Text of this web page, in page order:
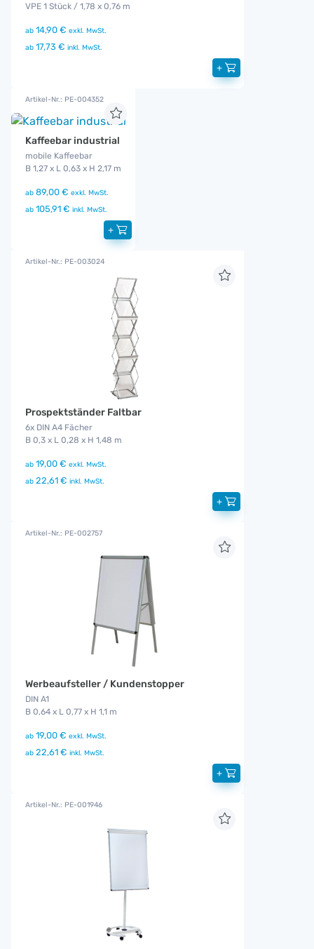
VPE 1 Stück / 1,78 x 0,76 m
ab 14,90 € exkl. MwSt.
ab 17,73 € inkl. MwSt.
+
Artikel-Nr.: PE-004352
Kaffeebar industrial
mobile Kaffeebar
B 1,27 x L 0,63 x H 2,17 m
ab 89,00 € exkl. MwSt.
ab 105,91 € inkl. MwSt.
+
Artikel-Nr.: PE-003024
Prospektständer Faltbar
6x DIN A4 Fächer
B 0,3 x L 0,28 x H 1,48 m
ab 19,00 € exkl. MwSt.
ab 22,61 € inkl. MwSt.
+
Artikel-Nr.: PE-002757
Werbeaufsteller / Kundenstopper
DIN A1
B 0,64 x L 0,77 x H 1,1 m
ab 19,00 € exkl. MwSt.
ab 22,61 € inkl. MwSt.
+
Artikel-Nr.: PE-001946